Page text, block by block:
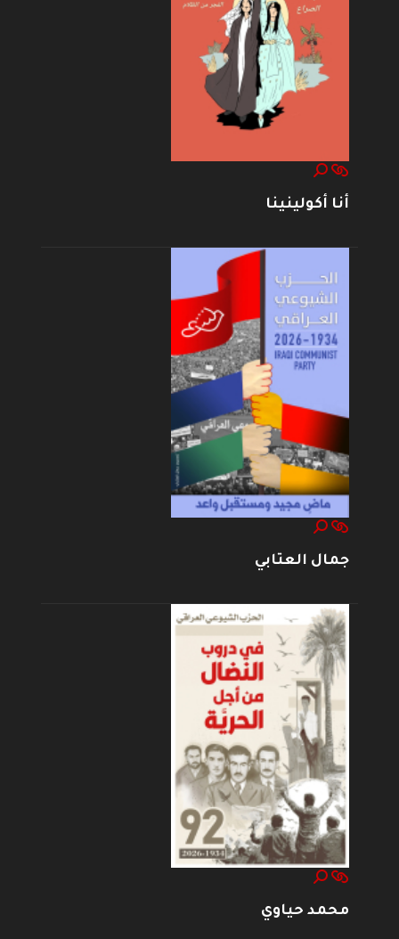
أنا أكولينينا
جمال العتابي
محمد حياوي